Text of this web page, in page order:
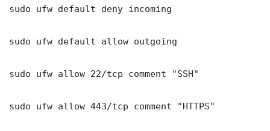
sudo ufw default deny incoming
sudo ufw default allow outgoing
sudo ufw allow 22/tcp comment "SSH"
sudo ufw allow 443/tcp comment "HTTPS"